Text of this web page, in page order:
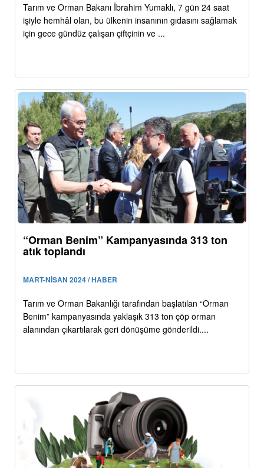
Tarım ve Orman Bakanı İbrahim Yumaklı, 7 gün 24 saat
işiyle hemhâl olan, bu ülkenin insanının gıdasını sağlamak
için gece gündüz çalışan çiftçinin ve ...
“Orman Benim” Kampanyasında 313 ton
atık toplandı
MART-NİSAN 2024 / HABER
Tarım ve Orman Bakanlığı tarafından başlatılan “Orman
Benim” kampanyasında yaklaşık 313 ton çöp orman
alanından çıkartılarak geri dönüşüme gönderildi....